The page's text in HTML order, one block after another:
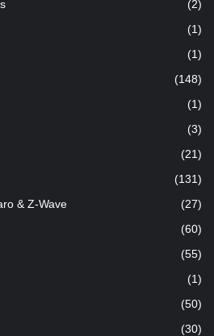
(2)
(1)
(1)
(148)
(1)
(3)
(21)
(131)
& Z-Wave (27)
(60)
(55)
(1)
(50)
(30)